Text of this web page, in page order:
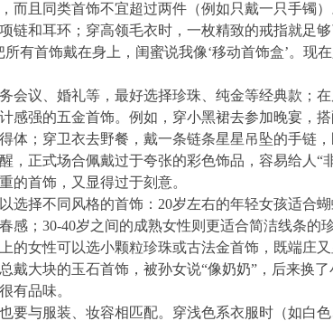
而且同类首饰不宜超过两件（例如只戴一只手镯
链和耳环；穿高领毛衣时，一枚精致的戒指就足
所有首饰戴在身上，闺蜜说我像‘移动首饰盒’。现
会议、婚礼等，最好选择珍珠、纯金等经典款；
感强的五金首饰。例如，穿小黑裙去参加晚宴，
体；穿卫衣去野餐，戴一条链条星星吊坠的手链
，正式场合佩戴过于夸张的彩色饰品，容易给人“
的首饰，又显得过于刻意。
选择不同风格的首饰：20岁左右的年轻女孩适合
感；30-40岁之间的成熟女性则更适合简洁线条的
的女性可以选小颗粒珍珠或古法金首饰，既端庄
戴大块的玉石首饰，被孙女说“像奶奶”，后来换
有品味。
要与服装、妆容相匹配。穿浅色系衣服时（如白